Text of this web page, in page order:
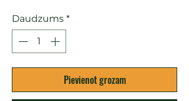
Daudzums *
Pievienot grozam